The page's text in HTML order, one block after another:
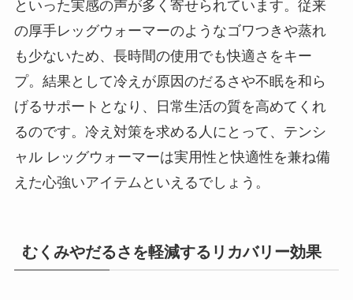
といった実感の声が多く寄せられています。従来
の厚手レッグウォーマーのようなゴワつきや蒸れ
も少ないため、長時間の使用でも快適さをキー
プ。結果として冷えが原因のだるさや不眠を和ら
げるサポートとなり、日常生活の質を高めてくれ
るのです。冷え対策を求める人にとって、テンシ
ャル レッグウォーマーは実用性と快適性を兼ね備
えた心強いアイテムといえるでしょう。
むくみやだるさを軽減するリカバリー効果